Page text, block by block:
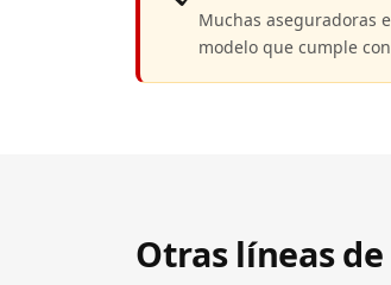
Muchas aseguradoras
modelo que cumple
Otras líneas